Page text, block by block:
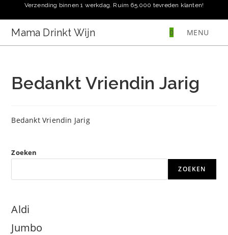
naar
inhoud
Verzending binnen 1 werkdag. Ruim 65.000 tevreden klanten!
Mama Drinkt Wijn 0 MENU
Bedankt Vriendin Jarig
Bedankt Vriendin Jarig
Zoeken
ZOEKEN
Aldi
Jumbo